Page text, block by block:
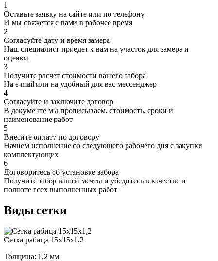
1
Оставьте заявку на сайте или по телефону
И мы свяжется с вами в рабочее время
2
Согласуйте дату и время замера
Наш специалист приедет к вам на участок для замера и
оценки
3
Получите расчет стоимости вашего забора
На e-mail или на удобный для вас мессенджер
4
Согласуйте и заключите договор
В документе мы прописываем, стоимость, сроки и
наименование работ
5
Внесите оплату по договору
Начнем исполнение со следующего рабочего дня с закупки
комплектующих
6
Договоритесь об установке забора
Получите забор вашей мечты и убедитесь в качестве и
полноте всех выполненных работ
Виды сетки
Cетка рабица 15х15х1,2
Толщина: 1,2 мм